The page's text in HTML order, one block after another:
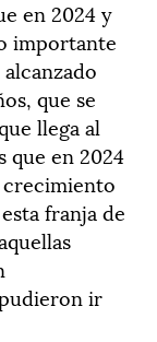
en 2024 y
importante
que se
llega al
que en 2024
crecimiento
franja de
ir